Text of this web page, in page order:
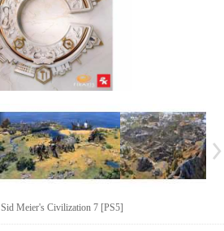
Sid Meier's Civilization 7 [PS5]